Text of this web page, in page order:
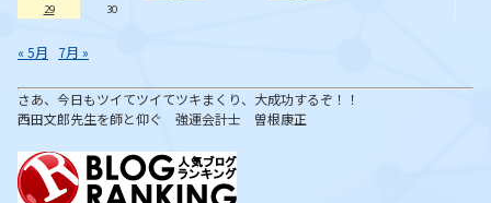
29
30
« 5月 7月 »
さあ、今日もツイてツイてツキまくり、大成功するぞ！！
西田文郎先生を師と仰ぐ 強運会計士 曽根康正